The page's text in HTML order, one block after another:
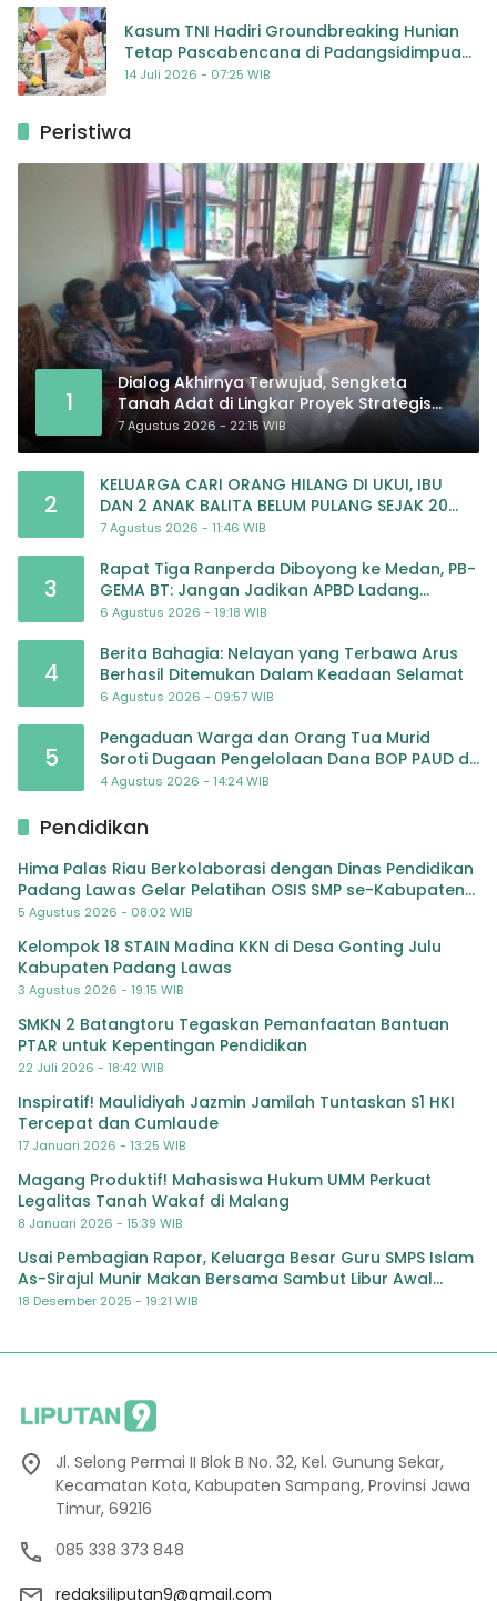
Kasum TNI Hadiri Groundbreaking Hunian
Tetap Pascabencana di Padangsidimpuan,
Harapan Baru bagi Penyintas
14 Juli 2026 - 07:25 WIB
Peristiwa
1
Dialog Akhirnya Terwujud, Sengketa
Tanah Adat di Lingkar Proyek Strategis
Nasional Memasuki Babak Baru
7 Agustus 2026 - 22:15 WIB
2
KELUARGA CARI ORANG HILANG DI UKUI, IBU
DAN 2 ANAK BALITA BELUM PULANG SEJAK 20
JULI 2026
7 Agustus 2026 - 11:46 WIB
3
Rapat Tiga Ranperda Diboyong ke Medan, PB-
GEMA BT: Jangan Jadikan APBD Ladang
Pembiayaan yang Tak Perlu
6 Agustus 2026 - 19:18 WIB
4
Berita Bahagia: Nelayan yang Terbawa Arus
Berhasil Ditemukan Dalam Keadaan Selamat
6 Agustus 2026 - 09:57 WIB
5
Pengaduan Warga dan Orang Tua Murid
Soroti Dugaan Pengelolaan Dana BOP PAUD di
TK Al-Ikhlas Tapanuli Selatan
4 Agustus 2026 - 14:24 WIB
Pendidikan
Hima Palas Riau Berkolaborasi dengan Dinas Pendidikan
Padang Lawas Gelar Pelatihan OSIS SMP se-Kabupaten
Padang Lawas
5 Agustus 2026 - 08:02 WIB
Kelompok 18 STAIN Madina KKN di Desa Gonting Julu
Kabupaten Padang Lawas
3 Agustus 2026 - 19:15 WIB
SMKN 2 Batangtoru Tegaskan Pemanfaatan Bantuan
PTAR untuk Kepentingan Pendidikan
22 Juli 2026 - 18:42 WIB
Inspiratif! Maulidiyah Jazmin Jamilah Tuntaskan S1 HKI
Tercepat dan Cumlaude
17 Januari 2026 - 13:25 WIB
Magang Produktif! Mahasiswa Hukum UMM Perkuat
Legalitas Tanah Wakaf di Malang
8 Januari 2026 - 15:39 WIB
Usai Pembagian Rapor, Keluarga Besar Guru SMPS Islam
As-Sirajul Munir Makan Bersama Sambut Libur Awal
Semester
18 Desember 2025 - 19:21 WIB
Jl. Selong Permai II Blok B No. 32, Kel. Gunung Sekar,
Kecamatan Kota, Kabupaten Sampang, Provinsi Jawa
Timur, 69216
085 338 373 848
redaksiliputan9@gmail.com